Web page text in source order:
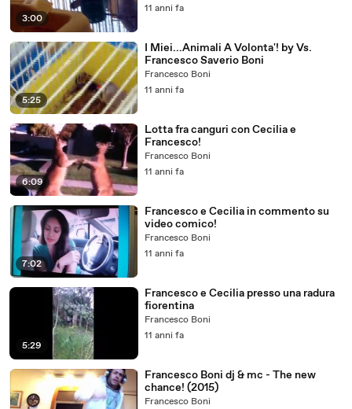
3:00
11 anni fa
5:25
I Miei...Animali A Volonta'! by Vs.
Francesco Saverio Boni
Francesco Boni
11 anni fa
6:09
Lotta fra canguri con Cecilia e
Francesco!
Francesco Boni
11 anni fa
7:02
Francesco e Cecilia in commento su
video comico!
Francesco Boni
11 anni fa
5:29
Francesco e Cecilia presso una radura
fiorentina
Francesco Boni
11 anni fa
Francesco Boni dj & mc - The new
chance! (2015)
Francesco Boni